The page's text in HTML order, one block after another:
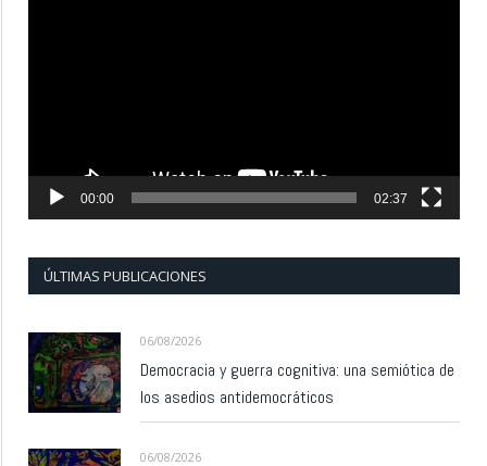
00:00 02:37
ÚLTIMAS PUBLICACIONES
06/08/2026
Democracia y guerra cognitiva: una semiótica de
los asedios antidemocráticos
06/08/2026